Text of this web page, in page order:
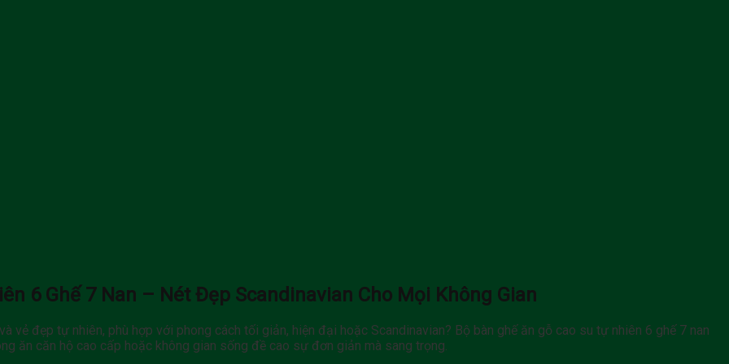
6 Ghế 7 Nan – Nét Đẹp Scandinavian Cho Mọi Không Gian
vẻ đẹp tự nhiên, phù hợp với phong cách tối giản, hiện đại hoặc Scandinavian? Bộ bàn ghế ăn gỗ cao su tự nhiên 6 ghế 7 nan
ăn căn hộ cao cấp hoặc không gian sống đề cao sự đơn giản mà sang trọng.